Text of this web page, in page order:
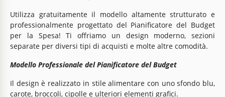
Utilizza gratuitamente il modello altamente strutturato e
professionalmente progettato del Pianificatore del Budget
per la Spesa! Ti offriamo un design moderno, sezioni
separate per diversi tipi di acquisti e molte altre comodità.
Modello Professionale del Pianificatore del Budget
Il design è realizzato in stile alimentare con uno sfondo blu,
carote, broccoli, cipolle e ulteriori elementi grafici.